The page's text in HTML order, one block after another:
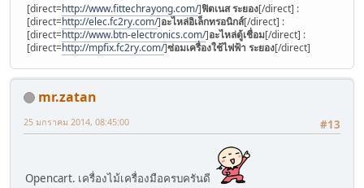
[direct=http://www.fittechrayong.com/]ฟิตเนส ระยอง[/direct] :
[direct=http://elec.fc2ry.com/]อะไหล่อิเล็กทรอนิกส์[/direct] :
[direct=http://www.btn-electronics.com/]อะไหล่ตู้เชื่อม[/direct] :
[direct=http://mpfix.fc2ry.com/]ซ่อมเครื่องใช้ไฟฟ้า ระยอง[/direct]
mr.zatan
#13
25 มกราคม 2014, 08:45:00
Opencart. เครื่องไม้เครื่องมือครบครันดี